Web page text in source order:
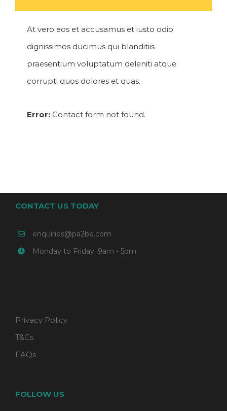
At vero eos et accusamus et iusto odio
dignissimos ducimus qui blanditiis
praesentium voluptatum deleniti atque
corrupti quos dolores et quas.
Error: Contact form not found.
CONTACT US TODAY
enquiries@pa2be.com
Monday to Friday: 9am - 5pm
Privacy Policy
T&Cs
FAQs
FOLLOW US